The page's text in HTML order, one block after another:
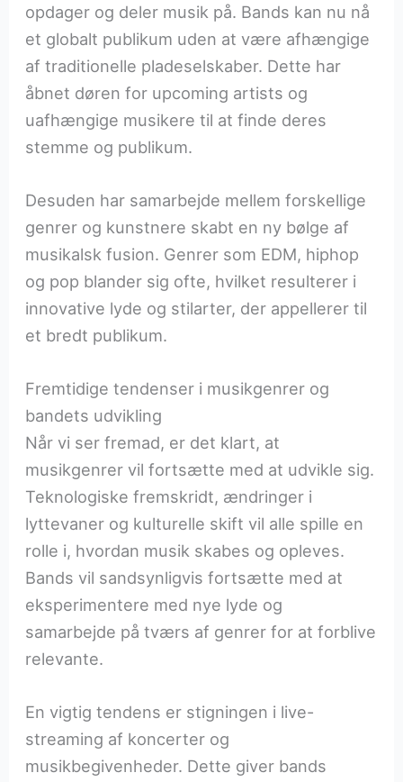
opdager og deler musik på. Bands kan nu nå
et globalt publikum uden at være afhængige
af traditionelle pladeselskaber. Dette har
åbnet døren for upcoming artists og
uafhængige musikere til at finde deres
stemme og publikum.
Desuden har samarbejde mellem forskellige
genrer og kunstnere skabt en ny bølge af
musikalsk fusion. Genrer som EDM, hiphop
og pop blander sig ofte, hvilket resulterer i
innovative lyde og stilarter, der appellerer til
et bredt publikum.
Fremtidige tendenser i musikgenrer og
bandets udvikling
Når vi ser fremad, er det klart, at
musikgenrer vil fortsætte med at udvikle sig.
Teknologiske fremskridt, ændringer i
lyttevaner og kulturelle skift vil alle spille en
rolle i, hvordan musik skabes og opleves.
Bands vil sandsynligvis fortsætte med at
eksperimentere med nye lyde og
samarbejde på tværs af genrer for at forblive
relevante.
En vigtig tendens er stigningen i live-
streaming af koncerter og
musikbegivenheder. Dette giver bands